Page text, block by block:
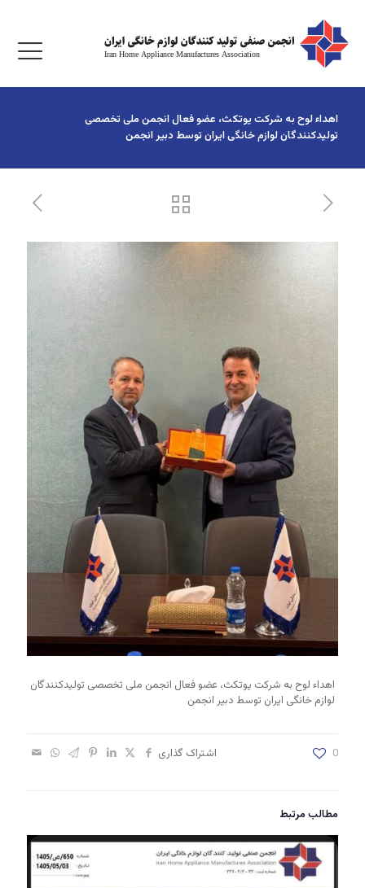
اهداء لوح به شرکت یوتکث، عضو فعال انجمن ملی تخصصی
تولیدکنندگان لوازم خانگی ایران توسط دبیر انجمن
اهداء لوح به شرکت یوتکث، عضو فعال انجمن ملی تخصصی تولیدکنندگان
لوازم خانگی ایران توسط دبیر انجمن
اشتراک گذاری 0
مطالب مرتبط